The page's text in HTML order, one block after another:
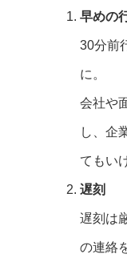
早めの
30分前
に。
会社や
し、企
てもい
遅刻
遅刻は
の連絡